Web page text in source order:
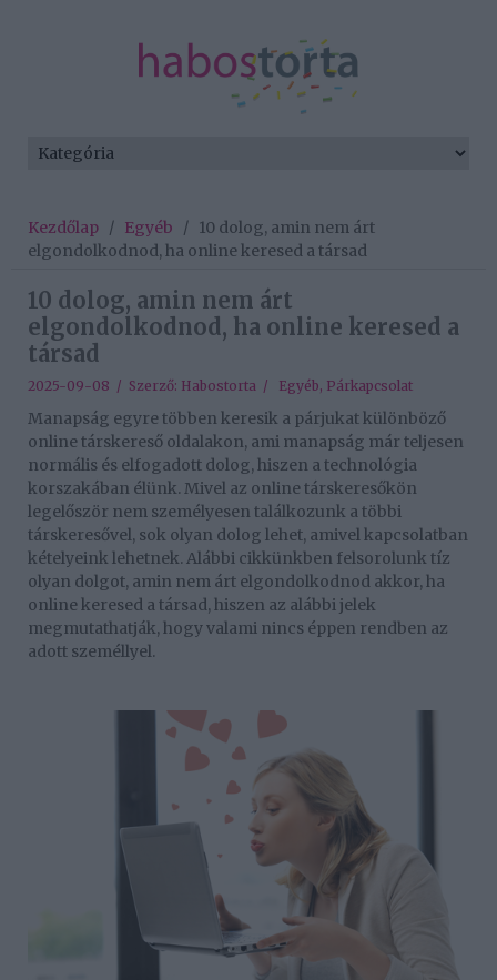
Kezdőlap / Egyéb / 10 dolog, amin nem árt
elgondolkodnod, ha online keresed a társad
10 dolog, amin nem árt
elgondolkodnod, ha online keresed a
társad
2025-09-08 / Szerző: Habostorta / Egyéb, Párkapcsolat
Manapság egyre többen keresik a párjukat különböző
online társkereső oldalakon, ami manapság már teljesen
normális és elfogadott dolog, hiszen a technológia
korszakában élünk. Mivel az online társkeresőkön
legelőször nem személyesen találkozunk a többi
társkeresővel, sok olyan dolog lehet, amivel kapcsolatban
kételyeink lehetnek. Alábbi cikkünkben felsorolunk tíz
olyan dolgot, amin nem árt elgondolkodnod akkor, ha
online keresed a társad, hiszen az alábbi jelek
megmutathatják, hogy valami nincs éppen rendben az
adott személlyel.